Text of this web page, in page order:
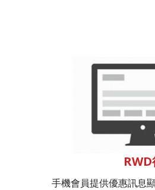
手機會員提供優惠訊息